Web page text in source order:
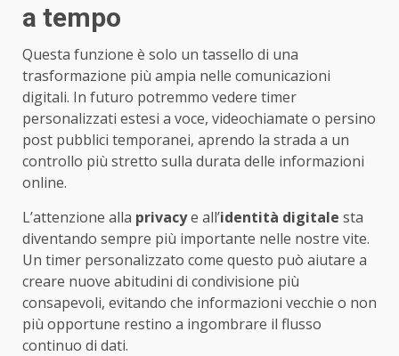
a tempo
Questa funzione è solo un tassello di una
trasformazione più ampia nelle comunicazioni
digitali. In futuro potremmo vedere timer
personalizzati estesi a voce, videochiamate o persino
post pubblici temporanei, aprendo la strada a un
controllo più stretto sulla durata delle informazioni
online.
L’attenzione alla privacye all’identità digitale sta
diventando sempre più importante nelle nostre vite.
Un timer personalizzato come questo può aiutare a
creare nuove abitudini di condivisione più
consapevoli, evitando che informazioni vecchie o non
più opportune restino a ingombrare il flusso
continuo di dati.